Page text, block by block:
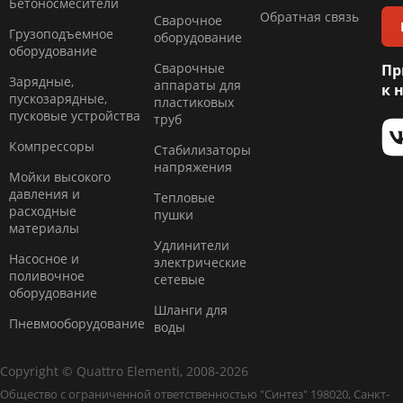
Грузоподъемное
оборудование
Зарядные,
пускозарядные,
пусковые устройства
Компресcоры
Мойки высокого
давления и
расходные
материалы
Насосное и
поливочное
оборудование
Пневмооборудование
Сварочное
оборудование
Сварочные
аппараты для
пластиковых
труб
Стабилизаторы
напряжения
Тепловые
пушки
Удлинители
электрические
сетевые
Шланги для
воды
Обратная связь
к
Copyright © Quattro Elementi, 2008-2026
Общество с ограниченной ответственностью "Синтез" 198020, Санкт-